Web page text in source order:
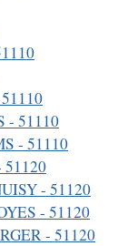
- 51110
- 51110
51120
- 51120
- 51120
- 51120